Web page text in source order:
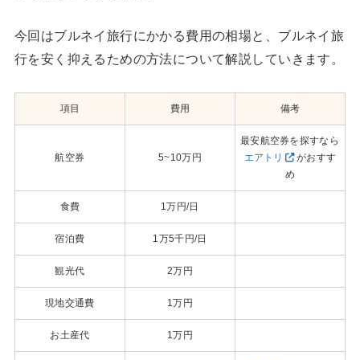
今回はブルネイ旅行にかかる費用の相場と、ブルネイ旅
行を安く抑えるための方法について解説していきます。
項目 費用 備考
航空券 5~10万円
最安航空券を探すなら
エアトリ
がおすす
め
食費 1万円/日
宿泊費 1万5千円/日
観光代 2万円
現地交通費 1万円
お土産代 1万円